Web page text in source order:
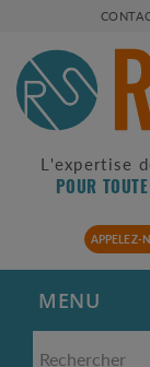
L'expertise
POUR
APPELEZ-
MENU